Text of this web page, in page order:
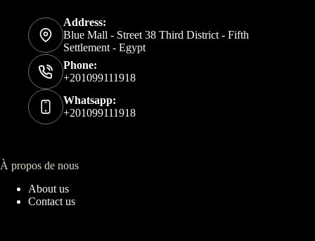
Address:
Blue Mall - Street 38 Third District - Fifth
Settlement - Egypt
Phone:
+201099111918
Whatsapp:
+201099111918
À propos de nous
About us
Contact us